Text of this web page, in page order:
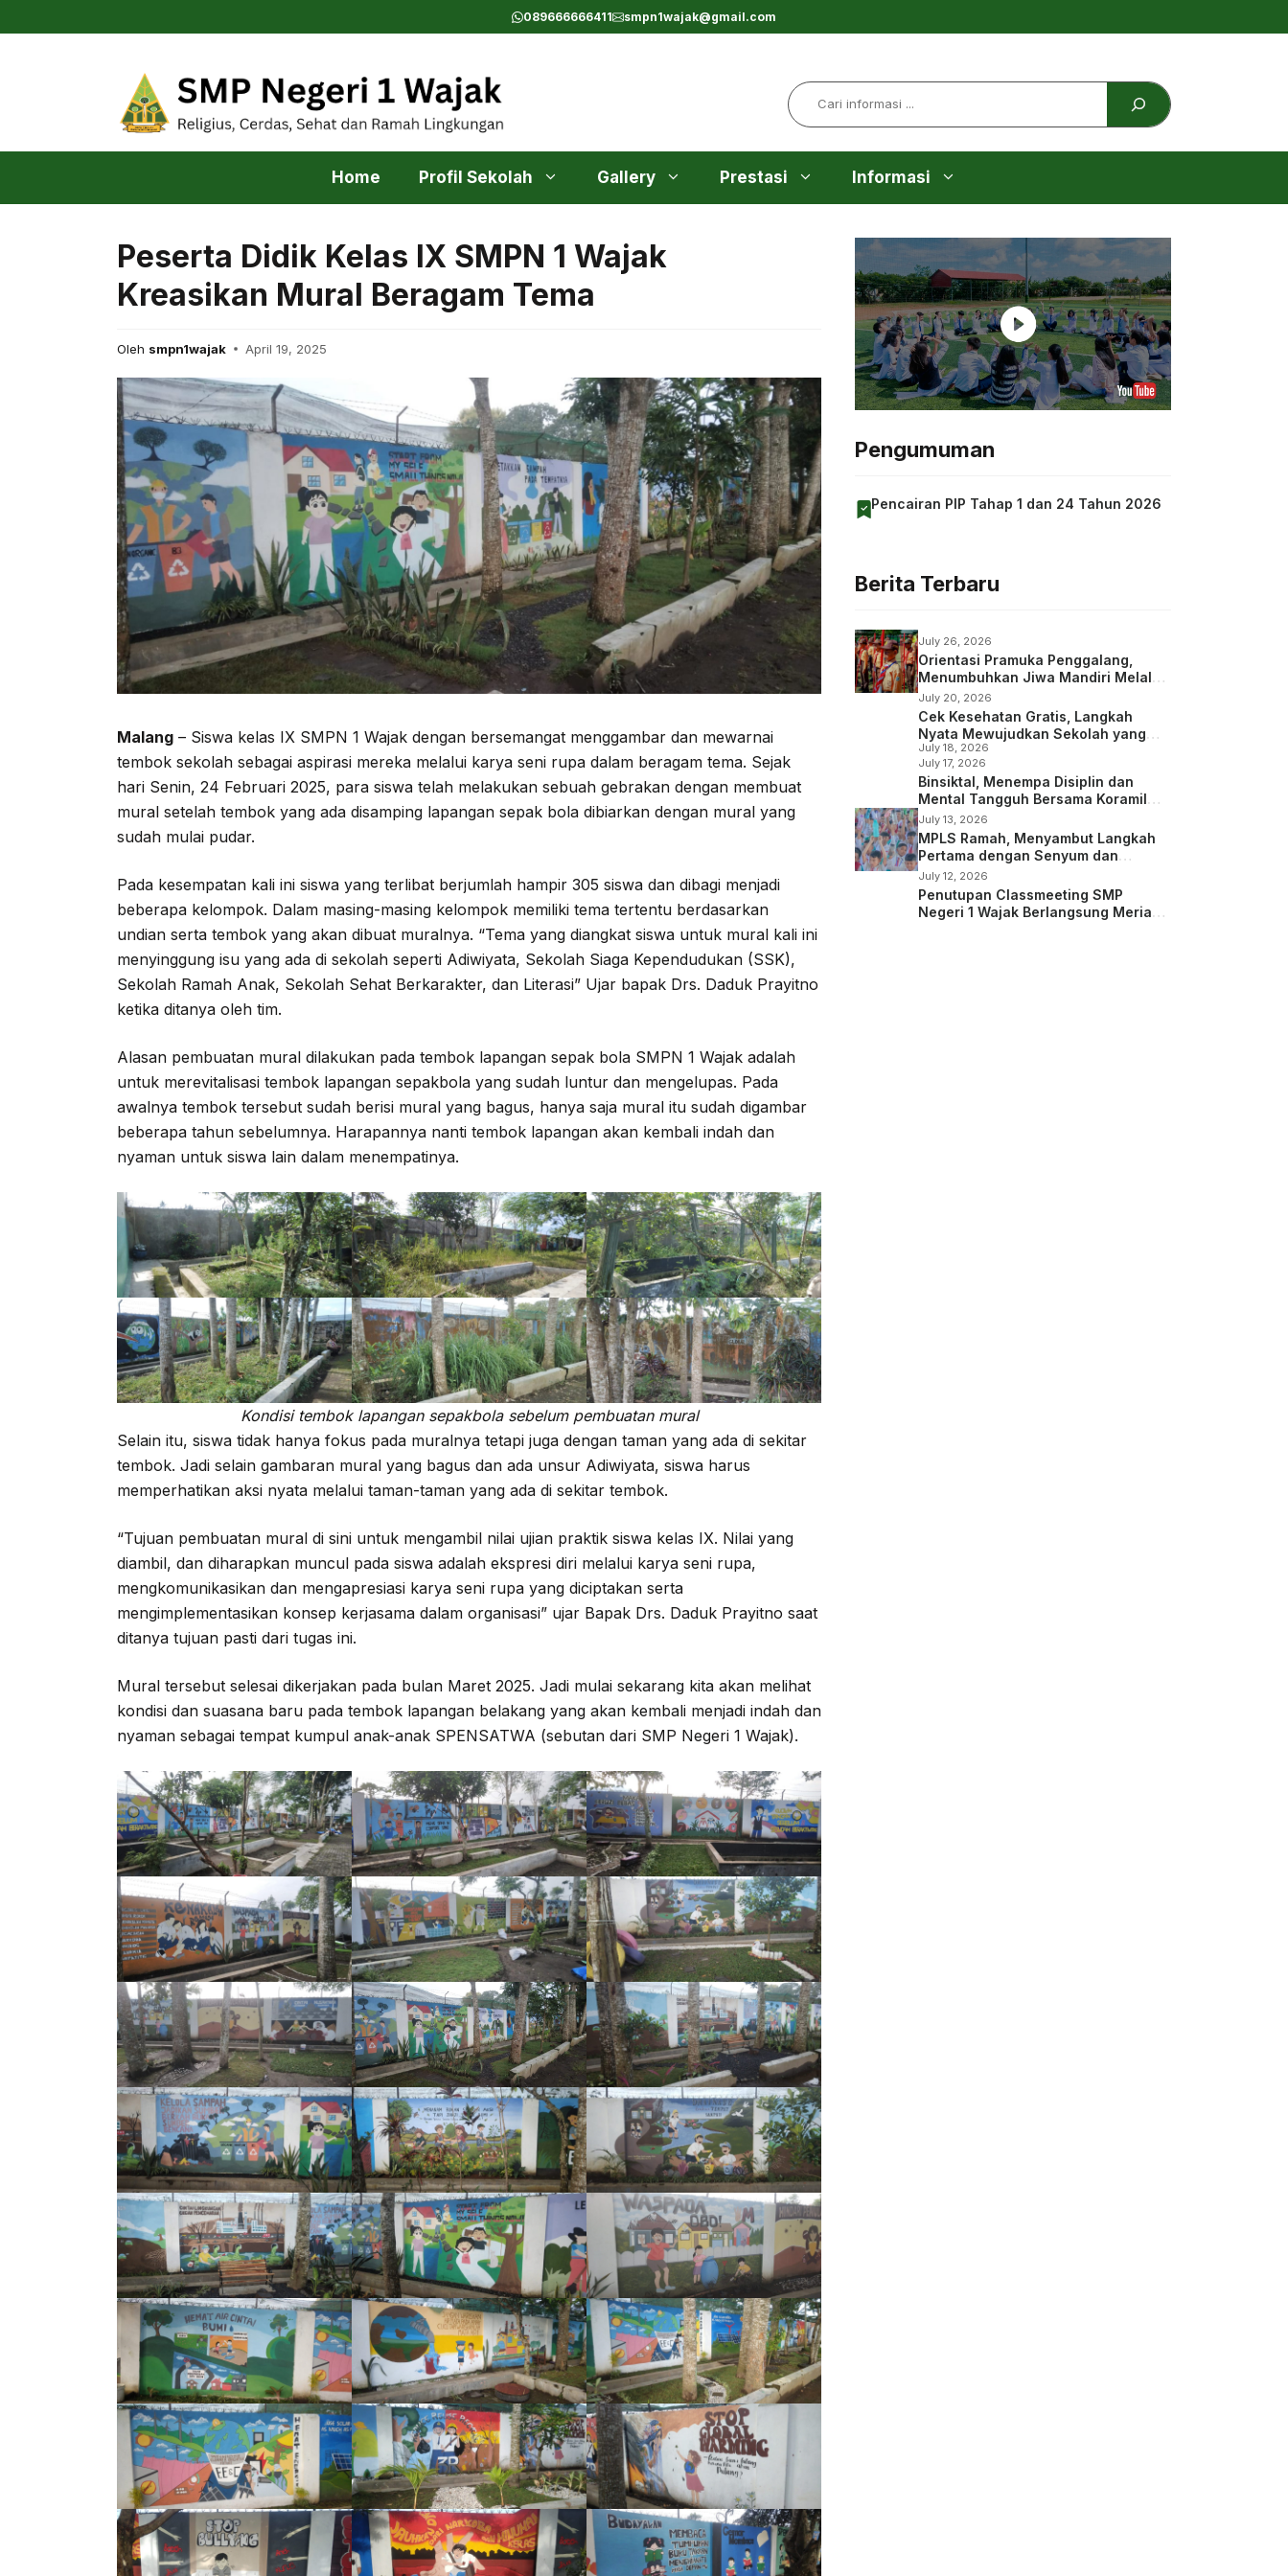
to
089666666411 smpn1wajak@gmail.com
Search
Home Profil Sekolah Gallery Prestasi Informasi
Peserta Didik Kelas IX SMPN 1 Wajak
Kreasikan Mural Beragam Tema
Oleh smpn1wajak April 19, 2025
Malang – Siswa kelas IX SMPN 1 Wajak dengan bersemangat menggambar dan mewarnai
tembok sekolah sebagai aspirasi mereka melalui karya seni rupa dalam beragam tema. Sejak
hari Senin, 24 Februari 2025, para siswa telah melakukan sebuah gebrakan dengan membuat
mural setelah tembok yang ada disamping lapangan sepak bola dibiarkan dengan mural yang
sudah mulai pudar.
Pada kesempatan kali ini siswa yang terlibat berjumlah hampir 305 siswa dan dibagi menjadi
beberapa kelompok. Dalam masing-masing kelompok memiliki tema tertentu berdasarkan
undian serta tembok yang akan dibuat muralnya. “Tema yang diangkat siswa untuk mural kali ini
menyinggung isu yang ada di sekolah seperti Adiwiyata, Sekolah Siaga Kependudukan (SSK),
Sekolah Ramah Anak, Sekolah Sehat Berkarakter, dan Literasi” Ujar bapak Drs. Daduk Prayitno
ketika ditanya oleh tim.
Alasan pembuatan mural dilakukan pada tembok lapangan sepak bola SMPN 1 Wajak adalah
untuk merevitalisasi tembok lapangan sepakbola yang sudah luntur dan mengelupas. Pada
awalnya tembok tersebut sudah berisi mural yang bagus, hanya saja mural itu sudah digambar
beberapa tahun sebelumnya. Harapannya nanti tembok lapangan akan kembali indah dan
nyaman untuk siswa lain dalam menempatinya.
Kondisi tembok lapangan sepakbola sebelum pembuatan mural
Selain itu, siswa tidak hanya fokus pada muralnya tetapi juga dengan taman yang ada di sekitar
tembok. Jadi selain gambaran mural yang bagus dan ada unsur Adiwiyata, siswa harus
memperhatikan aksi nyata melalui taman-taman yang ada di sekitar tembok.
“Tujuan pembuatan mural di sini untuk mengambil nilai ujian praktik siswa kelas IX. Nilai yang
diambil, dan diharapkan muncul pada siswa adalah ekspresi diri melalui karya seni rupa,
mengkomunikasikan dan mengapresiasi karya seni rupa yang diciptakan serta
mengimplementasikan konsep kerjasama dalam organisasi” ujar Bapak Drs. Daduk Prayitno saat
ditanya tujuan pasti dari tugas ini.
Mural tersebut selesai dikerjakan pada bulan Maret 2025. Jadi mulai sekarang kita akan melihat
kondisi dan suasana baru pada tembok lapangan belakang yang akan kembali menjadi indah dan
nyaman sebagai tempat kumpul anak-anak SPENSATWA (sebutan dari SMP Negeri 1 Wajak).
Pengumuman
Pencairan PIP Tahap 1 dan 24 Tahun 2026
Berita Terbaru
July 26, 2026
Orientasi Pramuka Penggalang,
Menumbuhkan Jiwa Mandiri Melalui
Kepramukaan
July 20, 2026
Cek Kesehatan Gratis, Langkah
Nyata Mewujudkan Sekolah yang
Peduli Kesehatan
July 18, 2026
July 17, 2026
Binsiktal, Menempa Disiplin dan
Mental Tangguh Bersama Koramil
Wajak
July 13, 2026
MPLS Ramah, Menyambut Langkah
Pertama dengan Senyum dan
Kepedulian
July 12, 2026
Penutupan Classmeeting SMP
Negeri 1 Wajak Berlangsung Meriah,